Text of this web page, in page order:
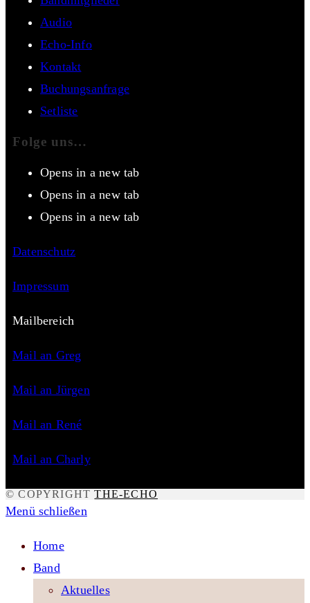
Audio
Echo-Info
Kontakt
Buchungsanfrage
Setliste
Folge uns…
Opens in a new tab
Opens in a new tab
Opens in a new tab
Datenschutz
Impressum
Mailbereich
Mail an Greg
Mail an Jürgen
Mail an René
Mail an Charly
© COPYRIGHTTHE-ECHO
Menü schließen
Home
Band
Aktuelles